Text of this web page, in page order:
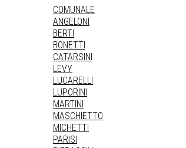
COMUNALE
ANGELONI
BERTI
BONETTI
CATARSINI
LEVY
LUCARELLI
LUPORINI
MARTINI
MASCHIETTO
MICHETTI
PARISI